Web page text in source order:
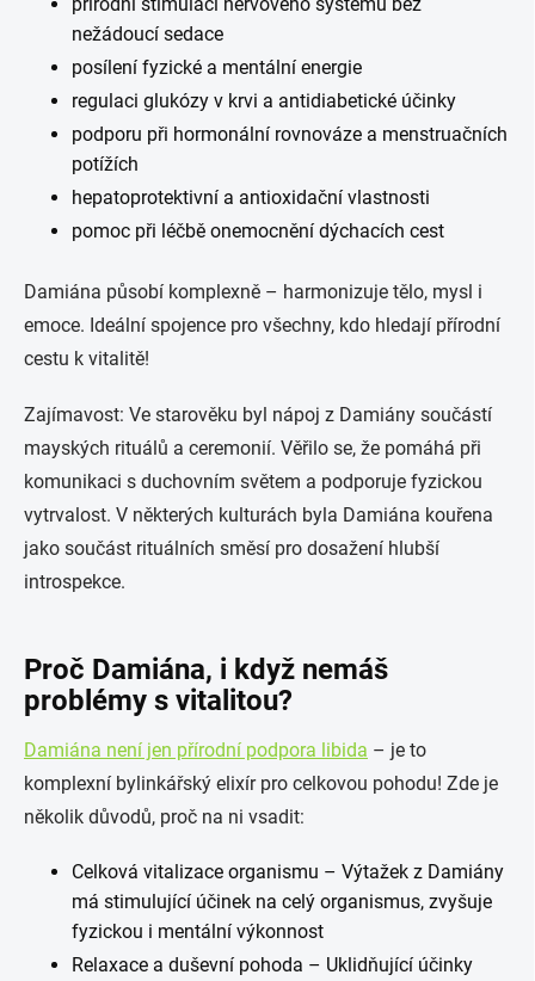
nežádoucí sedace
posílení fyzické a mentální energie
regulaci glukózy v krvi a antidiabetické účinky
podporu při hormonální rovnováze a menstruačních
potížích
hepatoprotektivní a antioxidační vlastnosti
pomoc při léčbě onemocnění dýchacích cest
Damiána působí komplexně – harmonizuje tělo, mysl i
emoce. Ideální spojence pro všechny, kdo hledají přírodní
cestu k vitalitě!
Zajímavost: Ve starověku byl nápoj z Damiány součástí
mayských rituálů a ceremonií. Věřilo se, že pomáhá při
komunikaci s duchovním světem a podporuje fyzickou
vytrvalost. V některých kulturách byla Damiána kouřena
jako součást rituálních směsí pro dosažení hlubší
introspekce.
Proč Damiána, i když nemáš
problémy s vitalitou?
Damiána není jen přírodní podpora libida – je to
komplexní bylinkářský elixír pro celkovou pohodu! Zde je
několik důvodů, proč na ni vsadit:
Celková vitalizace organismu – Výtažek z Damiány
má stimulující účinek na celý organismus, zvyšuje
fyzickou i mentální výkonnost
Relaxace a duševní pohoda – Uklidňující účinky